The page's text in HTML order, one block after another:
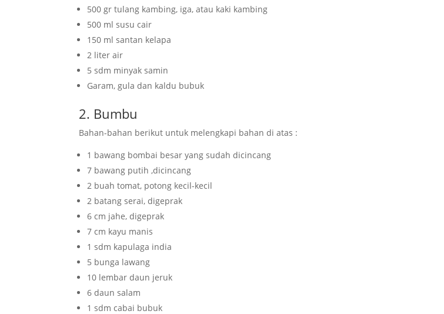
500 gr tulang kambing, iga, atau kaki kambing
500 ml susu cair
150 ml santan kelapa
2 liter air
5 sdm minyak samin
Garam, gula dan kaldu bubuk
2. Bumbu
Bahan-bahan berikut untuk melengkapi bahan di atas :
1 bawang bombai besar yang sudah dicincang
7 bawang putih ,dicincang
2 buah tomat, potong kecil-kecil
2 batang serai, digeprak
6 cm jahe, digeprak
7 cm kayu manis
1 sdm kapulaga india
5 bunga lawang
10 lembar daun jeruk
6 daun salam
1 sdm cabai bubuk